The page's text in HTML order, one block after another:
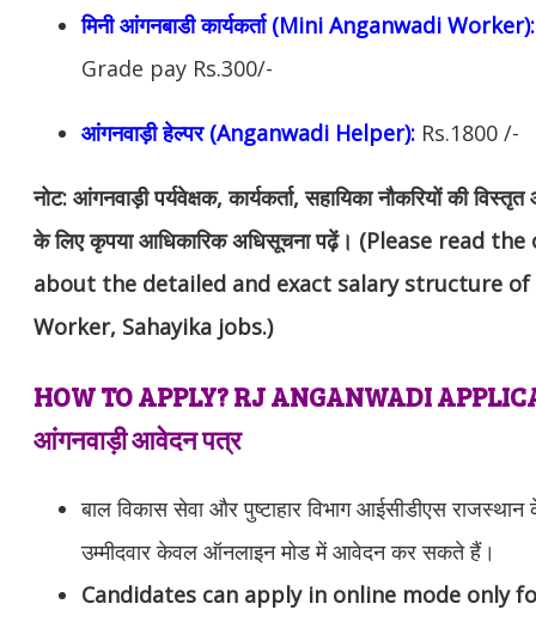
मिनी आंगनबाडी कार्यकर्ता (Mini Anganwadi Worker):
Grade pay Rs.300/-
आंगनवाड़ी हेल्पर (Anganwadi Helper): Rs.1800 /-
नोट: आंगनवाड़ी पर्यवेक्षक, कार्यकर्ता, सहायिका नौकरियों की
के लिए कृपया आधिकारिक अधिसूचना पढ़ें। (Please read
about the detailed and exact salary structure of
Worker, Sahayika jobs.)
HOW TO APPLY? RJ ANGANWADI
आंगनवाड़ी आवेदन पत्र
बाल विकास सेवा और पुष्टाहार विभाग आईसीडीएस राजस्थान
उम्मीदवार केवल ऑनलाइन मोड में आवेदन कर सकते हैं।
Candidates can apply in online mode only